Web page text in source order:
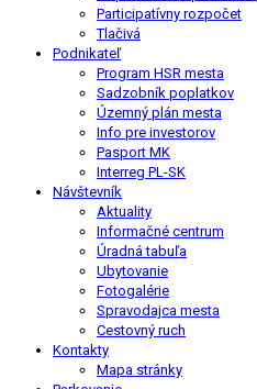
Participatívny rozpočet
Tlačivá
Podnikateľ
Program HSR mesta
Sadzobník poplatkov
Územný plán mesta
Info pre investorov
Pasport MK
Interreg PL-SK
Návštevník
Aktuality
Informačné centrum
Úradná tabuľa
Ubytovanie
Fotogalérie
Spravodajca mesta
Cestovný ruch
Kontakty
Mapa stránky